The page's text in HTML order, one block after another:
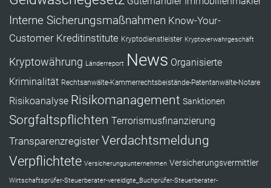
Interne Sicherungsmaßnahmen Know-Your-
Customer Kreditinstitute Kryptodienstleister Kryptoverwahrgeschäft
Kryptowährung Länderreport News Organisierte
Kriminalität Rechtsanwälte-Kammerrechtsbeistände-Patentanwälte-Notare
Risikoanalyse Risikomanagement Sanktionen
Sorgfaltspflichten Terrorismusfinanzierung
Transparenzregister Verdachtsmeldung
Verpflichtete Versicherungsunternehmen Versicherungsvermittler
Wirtschaftsprüfer-Steuerberater-vereidigte_Buchprüfer-Steuerberater-